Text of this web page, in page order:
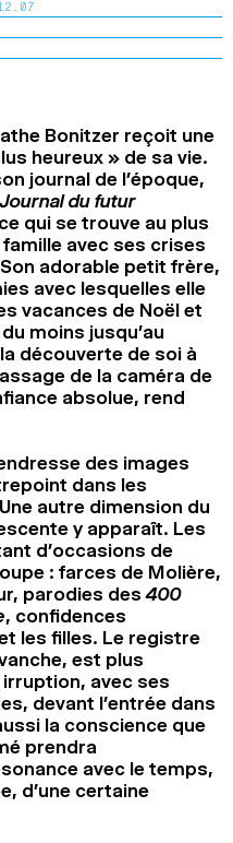
2018
Bonitzer reçoit une
heureux » de sa vie.
journal de l’époque,
Journal du futur
qui se trouve au plus
avec ses crises
adorable petit frère,
avec lesquelles elle
vacances de Noël et
moins jusqu’au
découverte de soi à
de la caméra de
absolue, rend
des images
dans les
autre dimension du
y apparaît. Les
d’occasions de
: farces de Molière,
parodies des400
, confidences
les filles. Le registre
est plus
avec ses
devant l’entrée dans
la conscience que
prendra
avec le temps,
d’une certaine